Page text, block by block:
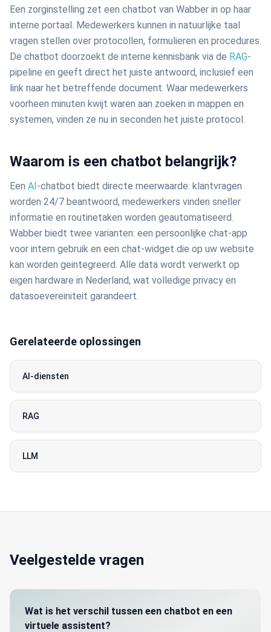
Een zorginstelling zet een chatbot van Wabber in op haar
interne portaal. Medewerkers kunnen in natuurlijke taal
vragen stellen over protocollen, formulieren en procedures.
De chatbot doorzoekt de interne kennisbank via de RAG-
pipeline en geeft direct het juiste antwoord, inclusief een
link naar het betreffende document. Waar medewerkers
voorheen minuten kwijt waren aan zoeken in mappen en
systemen, vinden ze nu in seconden het juiste protocol.
Waarom is een chatbot belangrijk?
Een AI-chatbot biedt directe meerwaarde: klantvragen
worden 24/7 beantwoord, medewerkers vinden sneller
informatie en routinetaken worden geautomatiseerd.
Wabber biedt twee varianten: een persoonlijke chat-app
voor intern gebruik en een chat-widget die op uw website
kan worden geintegreerd. Alle data wordt verwerkt op
eigen hardware in Nederland, wat volledige privacy en
datasoevereiniteit garandeert.
Gerelateerde oplossingen
AI-diensten
RAG
LLM
Veelgestelde vragen
Wat is het verschil tussen een chatbot en een
virtuele assistent?